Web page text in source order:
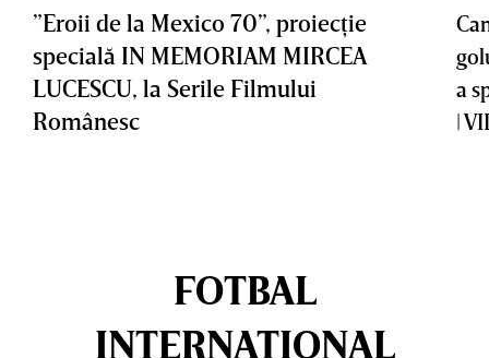
”Eroii de la Mexico 70”, proiecţie
specială IN MEMORIAM MIRCEA
LUCESCU, la Serile Filmului
Românesc
a
|
FOTBAL
INTERNAȚIONAL